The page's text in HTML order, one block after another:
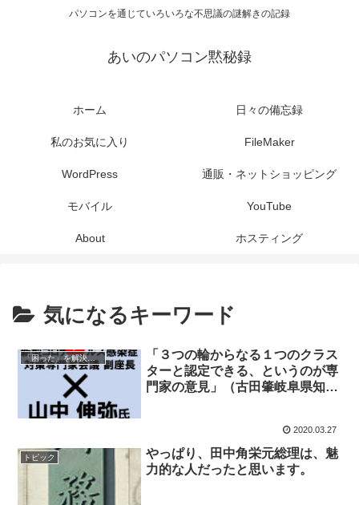
パソコンを通じていろいろな不思議の謎解きの記録
あいのパソコン黙秘録
ホーム 日々の備忘録
私のお気に入り FileMaker
WordPress 通販・ネットショッピング
モバイル YouTube
About ホスティング
気になるキーワード
「困った」を解決する
「３つの輪からなる１つのクラス
ターと認定できる、というのが専
門家の意見」（古田肇岐阜県知
2020.03.27
トピック
やっぱり、田中角栄元総理は、魅
力的な人だったと思います。